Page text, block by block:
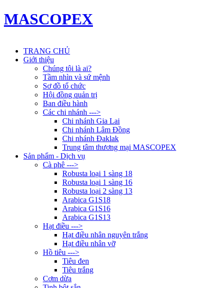
MASCOPEX
TRANG CHỦ
Giới thiệu
Chúng tôi là ai?
Tầm nhìn và sứ mệnh
Sơ đồ tổ chức
Hội đồng quản trị
Ban điều hành
Các chi nhánh --->
Chi nhánh Gia Lai
Chi nhánh Lâm Đồng
Chi nhánh Đaklak
Trung tâm thương mại MASCOPEX
Sản phẩm - Dịch vụ
Cà phê --->
Robusta loại 1 sàng 18
Robusta loại 1 sàng 16
Robusta loại 2 sàng 13
Arabica G1S18
Arabica G1S16
Arabica G1S13
Hạt điều --->
Hạt điều nhân nguyên trắng
Hạt điều nhân vỡ
Hồ tiêu --->
Tiêu đen
Tiêu trắng
Cơm dừa